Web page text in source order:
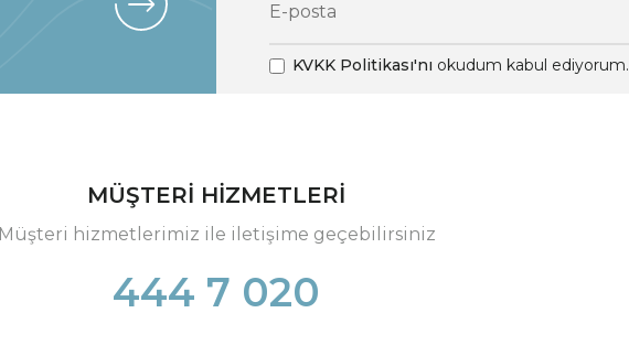
KVKK Politikası'nı okudum kabul ediyorum.
MÜŞTERİ HİZMETLERİ
Müşteri hizmetlerimiz ile iletişime geçebilirsiniz
444 7 020